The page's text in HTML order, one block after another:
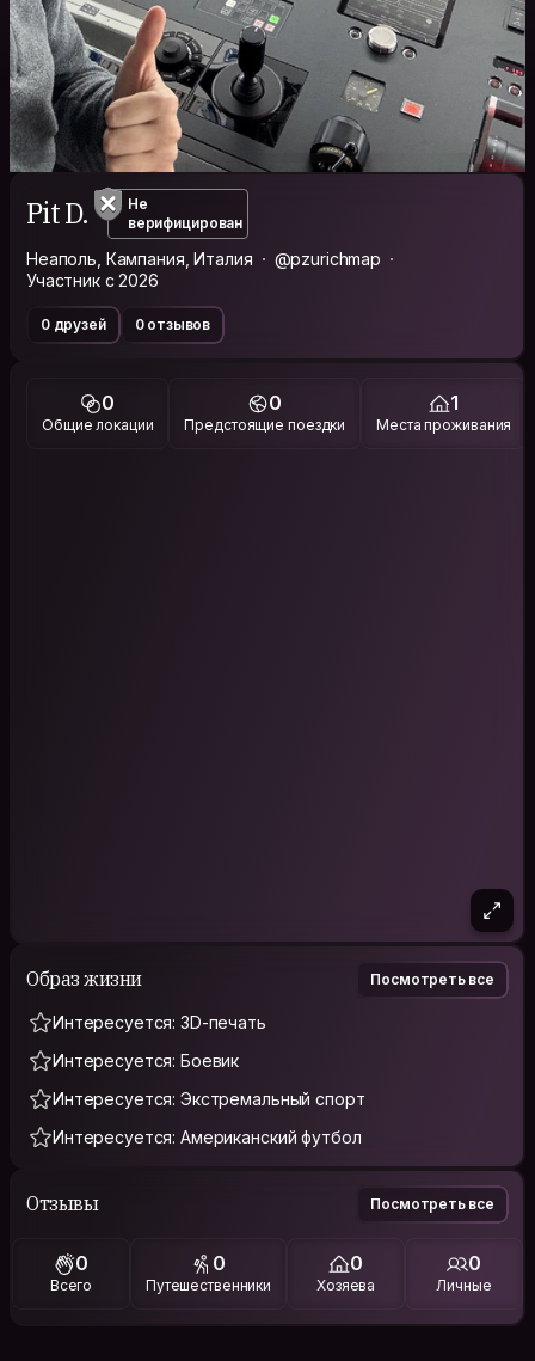
Pit D.
Не
верифицирован
Неаполь, Кампания, Италия
@pzurichmap
Участник с 2026
0 друзей 0 отзывов
0
Общие локации
0
Предстоящие поездки
1
Места проживания
Образ жизни Посмотреть все
Интересуется: 3D-печать
Интересуется: Боевик
Интересуется: Экстремальный спорт
Интересуется: Американский футбол
Отзывы Посмотреть все
0
Всего
0
Путешественники
0
Хозяева
0
Личные